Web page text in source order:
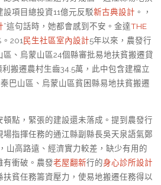
設項目總投資11億元反駁新古典設計 。，
”這句話時，她都會感到不安。金達THE
201 民生社區室內設計5年以來，農發行
區、烏蒙山區24個縣審批易地扶貧搬遷貸
搬遷農村生齒34.5萬，此中包含建檔立
巴山區、烏蒙山區貧困縣易地扶貧搬遷
點，緊張的建設還未落成。提到農發行
場指揮任務的通江縣副縣長吳天泉語氣鄭
山高路遠、經濟實力較差，缺少有用的
有衝破。農發老屋翻新行的身心診所設計
扶貧任務籌資壓力，使易地搬遷任務得以